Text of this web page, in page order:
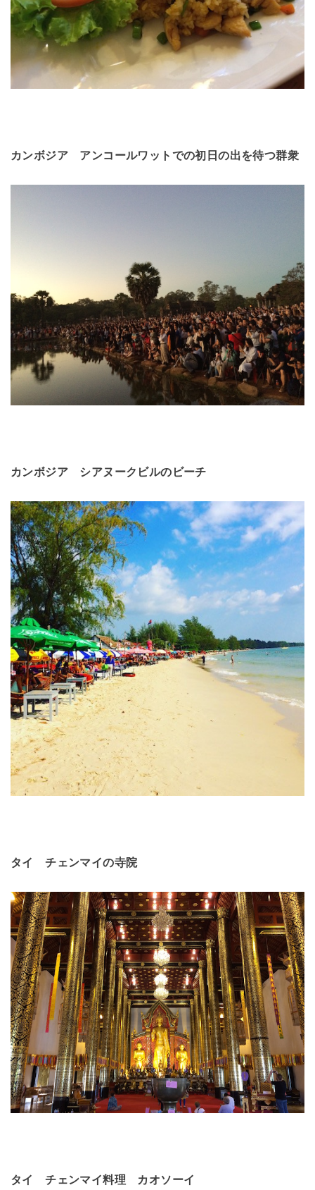
カンボジア アンコールワットでの初日の出を待つ群衆
カンボジア シアヌークビルのビーチ
タイ チェンマイの寺院
タイ チェンマイ料理 カオソーイ